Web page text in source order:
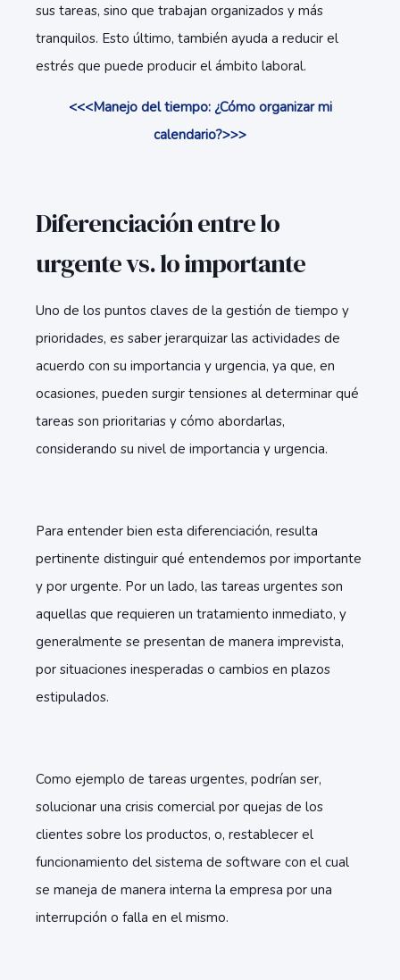
sus tareas, sino que trabajan organizados y más
tranquilos. Esto último, también ayuda a reducir el
estrés que puede producir el ámbito laboral.
<<<Manejo del tiempo: ¿Cómo organizar mi
calendario?>>>
Diferenciación entre lo
urgente vs. lo importante
Uno de los puntos claves de la gestión de tiempo y
prioridades, es saber jerarquizar las actividades de
acuerdo con su importancia y urgencia, ya que, en
ocasiones, pueden surgir tensiones al determinar qué
tareas son prioritarias y cómo abordarlas,
considerando su nivel de importancia y urgencia.
Para entender bien esta diferenciación, resulta
pertinente distinguir qué entendemos por importante
y por urgente. Por un lado, las tareas urgentes son
aquellas que requieren un tratamiento inmediato, y
generalmente se presentan de manera imprevista,
por situaciones inesperadas o cambios en plazos
estipulados.
Como ejemplo de tareas urgentes, podrían ser,
solucionar una crisis comercial por quejas de los
clientes sobre los productos, o, restablecer el
funcionamiento del sistema de software con el cual
se maneja de manera interna la empresa por una
interrupción o falla en el mismo.